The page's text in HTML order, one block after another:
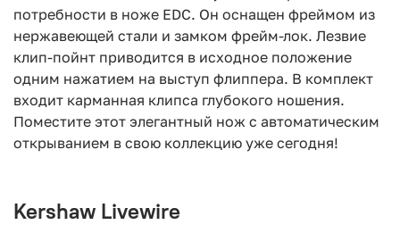
потребности в ноже EDC. Он оснащен фреймом из
нержавеющей стали и замком фрейм-лок. Лезвие
клип-пойнт приводится в исходное положение
одним нажатием на выступ флиппера. В комплект
входит карманная клипса глубокого ношения.
Поместите этот элегантный нож с автоматическим
открыванием в свою коллекцию уже сегодня!
Kershaw Livewire